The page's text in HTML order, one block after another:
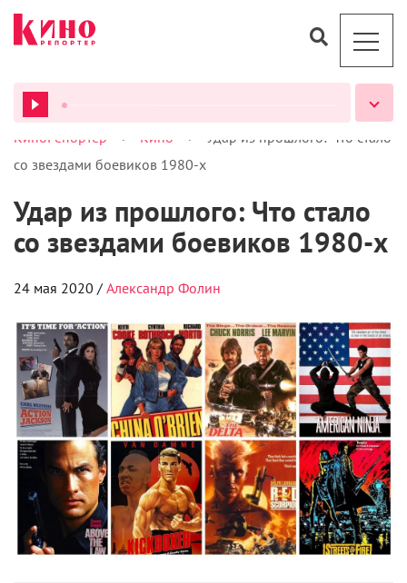
ВСЕ ПОДКАСТЫ
благодаря обилию пайеток, которые смотрятся
скорее сказочно, чем вычурно, особенно в
оттенком. Ана, карьера которой вышла на новый
Натали Портман, «Оскар», кейп и платье Dior
Образ Натали — политическое заявление: на кейпе
вышиты имена женщин-режиссеров, не
номинированных в этом году. Но еще и
продуманное стилистическое решение. Накидка
деликатно прикрывает полупрозрачное платье из